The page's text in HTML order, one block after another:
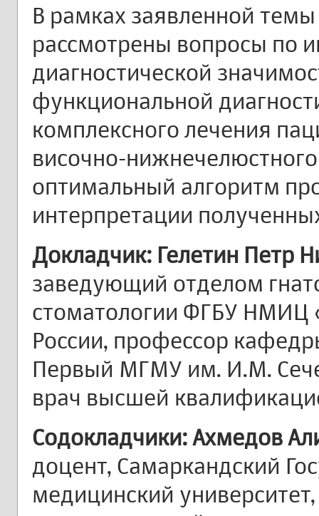
В рамках заявленной
рассмотрены вопросы по
диагностической
функциональной
комплексного лечения
височно-
оптимальный алгоритм
интерпретации
Докладчик: Гелетин Петр
заведующий отделом
стоматологии ФГБУ
России, профессор
Первый МГМУ им. И.М.
врач высшей
Содокладчики: Ахмедов
доцент, Самаркандский
медицинский